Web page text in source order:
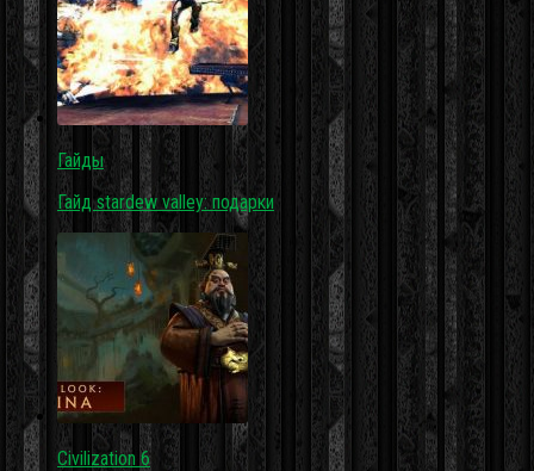
Гайды
Гайд stardew valley: подарки
Civilization 6